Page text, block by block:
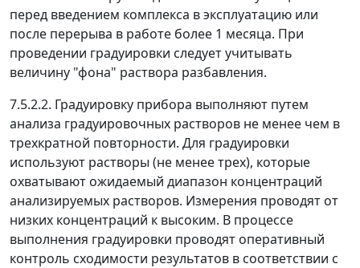
перед введением комплекса в эксплуатацию или
после перерыва в работе более 1 месяца. При
проведении градуировки следует учитывать
величину "фона" раствора разбавления.
7.5.2.2. Градуировку прибора выполняют путем
анализа градуировочных растворов не менее чем в
трехкратной повторности. Для градуировки
используют растворы (не менее трех), которые
охватывают ожидаемый диапазон концентраций
анализируемых растворов. Измерения проводят от
низких концентраций к высоким. В процессе
выполнения градуировки проводят оперативный
контроль сходимости результатов в соответствии с